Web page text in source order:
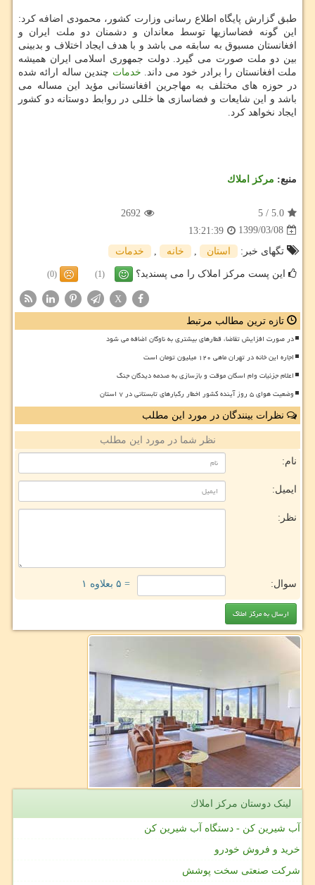
طبق گزارش پایگاه اطلاع رسانی وزارت کشور، محمودی اضافه کرد:
این گونه فضاسازیها توسط معاندان و دشمنان دو ملت ایران و
افغانستان مسبوق به سابقه می باشد و با هدف ایجاد اختلاف و بدبینی
بین دو ملت صورت می گیرد. دولت جمهوری اسلامی ایران همیشه
ملت افغانستان را برادر خود می داند. خدمات چندین ساله ارائه شده
در حوزه های مختلف به مهاجرین افغانستانی مؤید این مساله می
باشد و این شایعات و فضاسازی ها خللی در روابط دوستانه دو کشور
ایجاد نخواهد کرد.
منبع: مركز املاك
5.0
/
5
2692
1399/03/08
13:21:39
تگهای خبر:
استان خانه خدمات
این پست مرکز املاک را می پسندید؟ (1)
(0)
X
تازه ترین مطالب مرتبط
در صورت افزایش تقاضا، قطارهای بیشتری به ناوگان اضافه می شود
اجاره این خانه در تهران ماهی ۱۲۰ میلیون تومان است
اعلام جزئیات وام اسکان موقت و بازسازی به صدمه دیدگان جنگ
وضعیت هوای ۵ روز آینده کشور اخطار رگبارهای تابستانی در ۷ استان
نظرات بینندگان در مورد این مطلب
نظر شما در مورد این مطلب
نام:
ایمیل:
نظر:
سوال: = ۵ بعلاوه ۱
لینک دوستان مركز املاك
آب شیرین کن - دستگاه آب شیرین کن
خرید و فروش خودرو
شرکت صنعتی سخت پوشش